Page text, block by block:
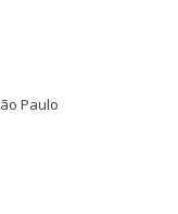
Paulo